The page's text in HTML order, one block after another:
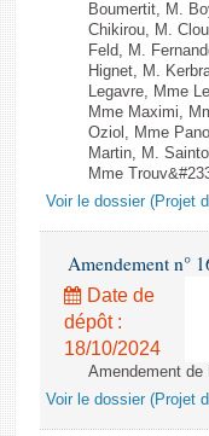
Boumertit, M.
Chikirou, M.
Feld, M.
Hignet, M.
Legavre, Mme
Mme Maximi,
Oziol, Mme
Martin, M.
Mme
Voir le dossier (Projet
Amendement n°
Date de
dépôt :
18/10/2024
Amendement de
Voir le dossier (Projet